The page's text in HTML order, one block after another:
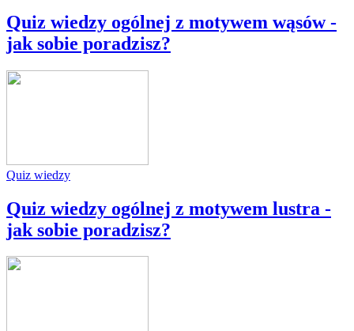
Quiz wiedzy ogólnej z motywem wąsów -
jak sobie poradzisz?
Quiz wiedzy
Quiz wiedzy ogólnej z motywem lustra -
jak sobie poradzisz?